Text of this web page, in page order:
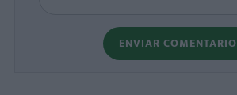
ENVIAR COMENTARIO